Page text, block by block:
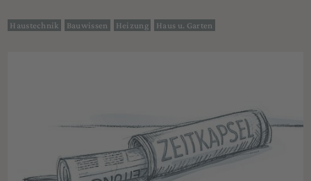
Haustechnik Bauwissen Heizung Haus u. Garten